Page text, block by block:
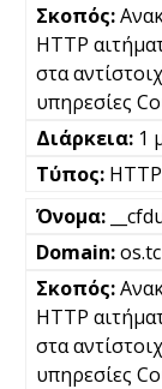
HTTP
στα
υπηρεσίες
1
HTTP
os.tc
HTTP
στα
υπηρεσίες